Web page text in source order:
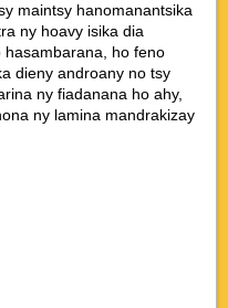
maintsy hanomanantsika
ny hoavy isika dia
ho feno
dieny androany no tsy
ny fiadanana ho ahy,
ny lamina mandrakizay